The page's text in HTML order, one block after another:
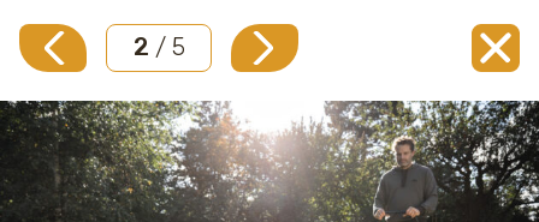
2 / 5